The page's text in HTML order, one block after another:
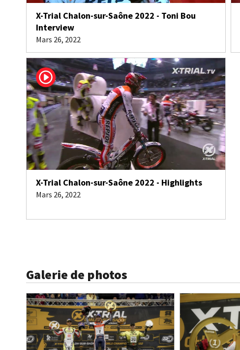
X-Trial Chalon-sur-Saône 2022 - Toni Bou
Interview
Mars 26, 2022
X-Trial Chalon-sur-Saône 2022 - Highlights
Mars 26, 2022
Galerie de photos